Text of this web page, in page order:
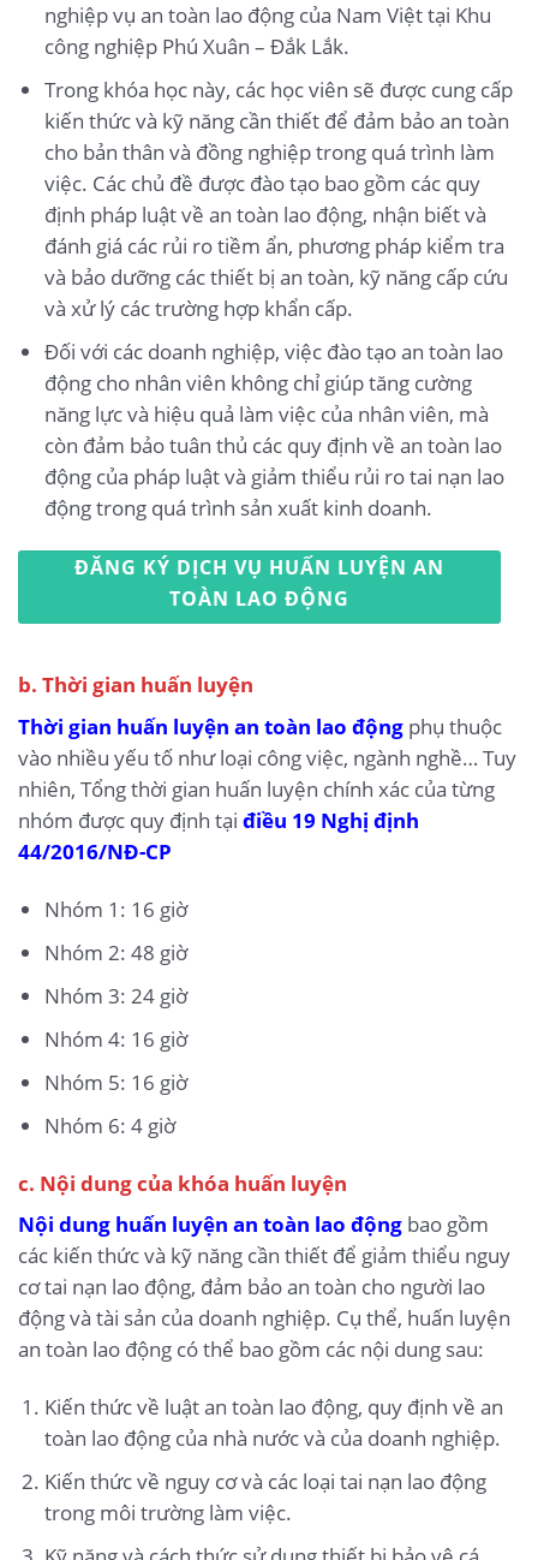
nghiệp vụ an toàn lao động của Nam Việt tại Khu
công nghiệp Phú Xuân – Đắk Lắk.
Trong khóa học này, các học viên sẽ được cung cấp
kiến thức và kỹ năng cần thiết để đảm bảo an toàn
cho bản thân và đồng nghiệp trong quá trình làm
việc. Các chủ đề được đào tạo bao gồm các quy
định pháp luật về an toàn lao động, nhận biết và
đánh giá các rủi ro tiềm ẩn, phương pháp kiểm tra
và bảo dưỡng các thiết bị an toàn, kỹ năng cấp cứu
và xử lý các trường hợp khẩn cấp.
Đối với các doanh nghiệp, việc đào tạo an toàn lao
động cho nhân viên không chỉ giúp tăng cường
năng lực và hiệu quả làm việc của nhân viên, mà
còn đảm bảo tuân thủ các quy định về an toàn lao
động của pháp luật và giảm thiểu rủi ro tai nạn lao
động trong quá trình sản xuất kinh doanh.
ĐĂNG KÝ DỊCH VỤ HUẤN LUYỆN AN
TOÀN LAO ĐỘNG
b. Thời gian huấn luyện
Thời gian huấn luyện an toàn lao động phụ thuộc
vào nhiều yếu tố như loại công việc, ngành nghề… Tuy
nhiên, Tổng thời gian huấn luyện chính xác của từng
nhóm được quy định tại điều 19 Nghị định
44/2016/NĐ-CP
Nhóm 1: 16 giờ
Nhóm 2: 48 giờ
Nhóm 3: 24 giờ
Nhóm 4: 16 giờ
Nhóm 5: 16 giờ
Nhóm 6: 4 giờ
c. Nội dung của khóa huấn luyện
Nội dung huấn luyện an toàn lao động bao gồm
các kiến thức và kỹ năng cần thiết để giảm thiểu nguy
cơ tai nạn lao động, đảm bảo an toàn cho người lao
động và tài sản của doanh nghiệp. Cụ thể, huấn luyện
an toàn lao động có thể bao gồm các nội dung sau:
Kiến thức về luật an toàn lao động, quy định về an
toàn lao động của nhà nước và của doanh nghiệp.
Kiến thức về nguy cơ và các loại tai nạn lao động
trong môi trường làm việc.